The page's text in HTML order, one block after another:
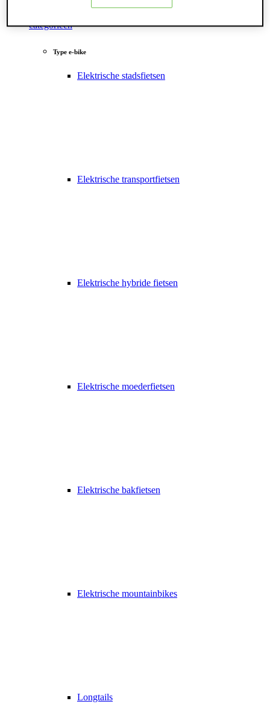
categorieën
Type e-bike
Elektrische stadsfietsen
Elektrische transportfietsen
Elektrische hybride fietsen
Elektrische moederfietsen
Elektrische bakfietsen
Elektrische mountainbikes
Longtails